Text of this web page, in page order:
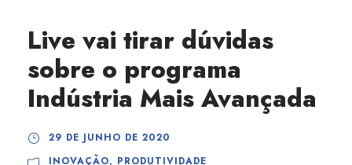
Live vai tirar dúvidas
sobre o programa
Indústria Mais Avançada
29 DE JUNHO DE 2020
INOVAÇÃO, PRODUTIVIDADE